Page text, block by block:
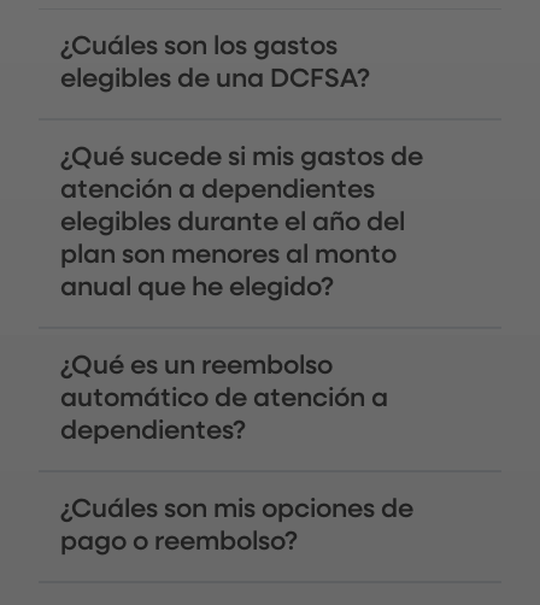
¿Cuáles son los gastos
elegibles de una DCFSA?
¿Qué sucede si mis gastos de
atención a dependientes
elegibles durante el año del
plan son menores al monto
anual que he elegido?
¿Qué es un reembolso
automático de atención a
dependientes?
¿Cuáles son mis opciones de
pago o reembolso?